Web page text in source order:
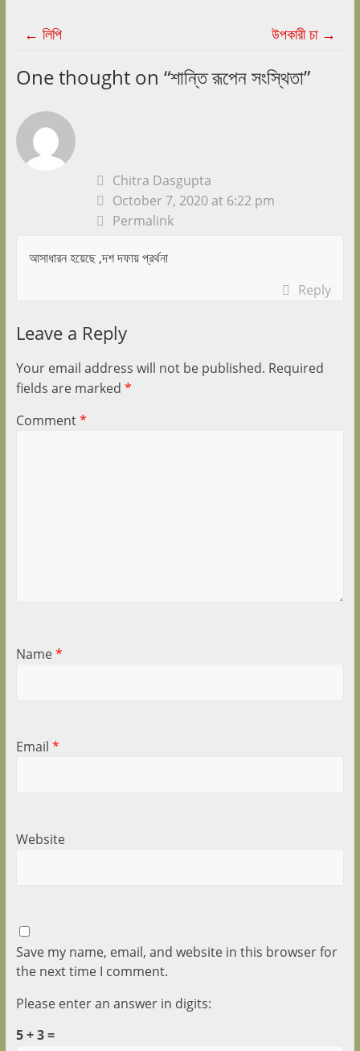
← লিপি উপকারী চা →
One thought on “শান্তি রূপেন সংস্থিতা”
Chitra Dasgupta
October 7, 2020 at 6:22 pm
Permalink
আসাধারন হয়েছে ,দশ দফায় প্রর্থনা
Reply
Leave a Reply
Your email address will not be published. Required
fields are marked *
Comment*
Name*
Email *
Website
Save my name, email, and website in this browser for
the next time I comment.
Please enter an answer in digits:
5 + 3 =